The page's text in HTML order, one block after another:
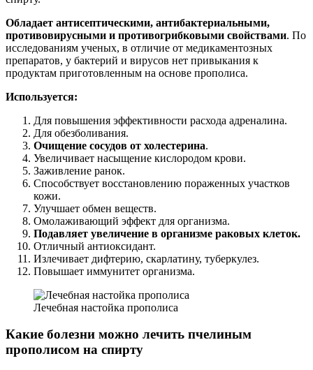
Обладает антисептическими, антибактериальными,
противовирусными и противогрибковыми свойствами. По
исследованиям ученых, в отличие от медикаментозных
препаратов, у бактерий и вирусов нет привыкания к
продуктам приготовленным на основе прополиса.
Используется:
Для повышения эффективности расхода адреналина.
Для обезболивания.
Очищение сосудов от холестерина.
Увеличивает насыщение кислородом крови.
Заживление ранок.
Способствует восстановлению пораженных участков
кожи.
Улучшает обмен веществ.
Омолаживающий эффект для организма.
Подавляет увеличение в организме раковых клеток.
Отличный антиоксидант.
Излечивает дифтерию, скарлатину, туберкулез.
Повышает иммунитет организма.
Лечебная настойка прополиса
Какие болезни можно лечить пчелиным
прополисом на спирту